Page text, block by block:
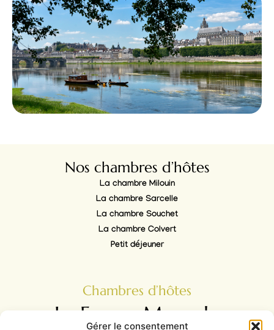
Gérer le consentement
Nos chambres d’hôtes
La chambre Milouin
La chambre Sarcelle
La chambre Souchet
La chambre Colvert
Petit déjeuner
Chambres d’hôtes
La Ferme Marpalu